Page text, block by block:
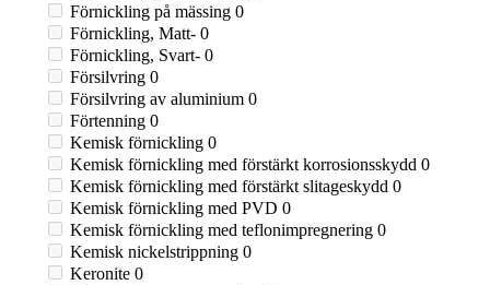
Förnickling på mässing 0
Förnickling, Matt- 0
Förnickling, Svart- 0
Försilvring 0
Försilvring av aluminium 0
Förtenning 0
Kemisk förnickling 0
Kemisk förnickling med förstärkt korrosionsskydd 0
Kemisk förnickling med förstärkt slitageskydd 0
Kemisk förnickling med PVD 0
Kemisk förnickling med teflonimpregnering 0
Kemisk nickelstrippning 0
Keronite 0